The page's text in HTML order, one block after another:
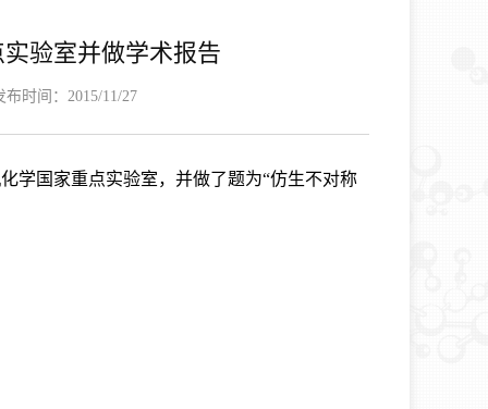
验室并做学术报告
时间：2015/11/27
学国家重点实验室，并做了题为“仿生不对称